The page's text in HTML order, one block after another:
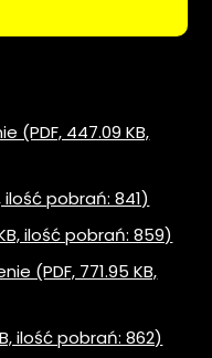
(PDF, 447.09 KB,
ilość pobrań: 841)
ilość pobrań: 859)
(PDF, 771.95 KB,
ilość pobrań: 862)